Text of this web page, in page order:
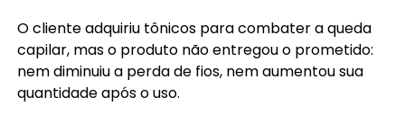
O cliente adquiriu tônicos para combater a queda
capilar, mas o produto não entregou o prometido:
nem diminuiu a perda de fios, nem aumentou sua
quantidade após o uso.